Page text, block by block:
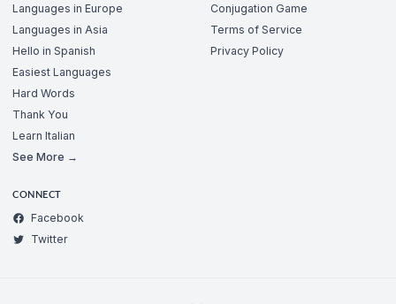
Languages in Europe
Languages in Asia
Hello in Spanish
Easiest Languages
Hard Words
Thank You
Learn Italian
See More →
Conjugation Game
Terms of Service
Privacy Policy
CONNECT
Facebook
Twitter